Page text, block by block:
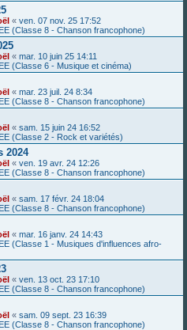
« ven. 07 nov. 25 17:52
(Classe 8 - Chanson francophone)
« mar. 10 juin 25 14:11
(Classe 6 - Musique et cinéma)
« mar. 23 juil. 24 8:34
(Classe 8 - Chanson francophone)
« sam. 15 juin 24 16:52
(Classe 2 - Rock et variétés)
2024
« ven. 19 avr. 24 12:26
(Classe 8 - Chanson francophone)
« sam. 17 févr. 24 18:04
(Classe 8 - Chanson francophone)
« mar. 16 janv. 24 14:43
(Classe 1 - Musiques d'influences afro-
« ven. 13 oct. 23 17:10
(Classe 8 - Chanson francophone)
« sam. 09 sept. 23 16:39
(Classe 8 - Chanson francophone)